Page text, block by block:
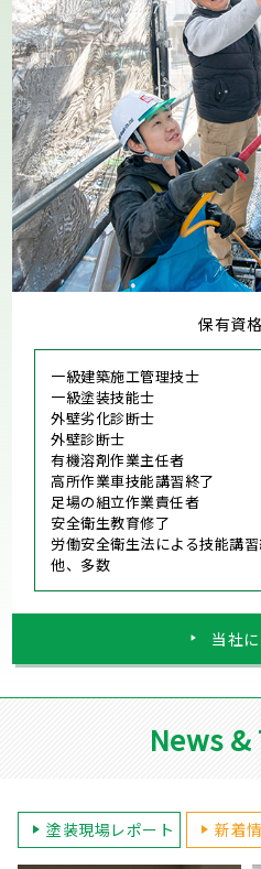
保有資
一級建築施工管理技士
一級塗装技能士
外壁劣化診断士
外壁診断士
有機溶剤作業主任者
高所作業車技能講習終了
足場の組立作業責任者
安全衛生教育修了
労働安全衛生法による技能講
他、多数
当社
News
塗装現場レポート 新着